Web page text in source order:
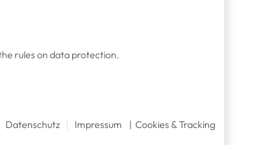
rules on data protection.
Datenschutz Impressum | Cookies & Tracking